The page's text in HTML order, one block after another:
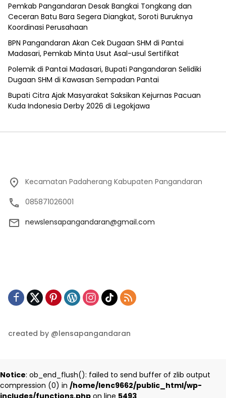
Pemkab Pangandaran Desak Bangkai Tongkang dan
Ceceran Batu Bara Segera Diangkat, Soroti Buruknya
Koordinasi Perusahaan
BPN Pangandaran Akan Cek Dugaan SHM di Pantai
Madasari, Pemkab Minta Usut Asal-usul Sertifikat
Polemik di Pantai Madasari, Bupati Pangandaran Selidiki
Dugaan SHM di Kawasan Sempadan Pantai
Bupati Citra Ajak Masyarakat Saksikan Kejurnas Pacuan
Kuda Indonesia Derby 2026 di Legokjawa
Kecamatan Padaherang Kabupaten Pangandaran
085871026001
newslensapangandaran@gmail.com
created by @lensapangandaran
Notice: ob_end_flush(): failed to send buffer of zlib output
compression (0) in /home/lenc9662/public_html/wp-
includes/functions.php on line 5493